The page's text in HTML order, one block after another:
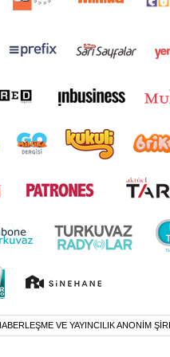
VE YAYINCILIK ANONİM